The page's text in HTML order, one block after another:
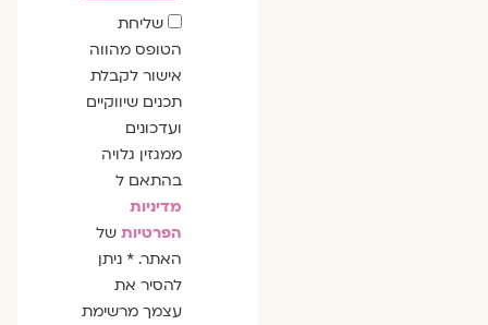
שדה
הסכמה
שליחת
הטופס מהווה
אישור לקבלת
תכנים שיווקיים
ועדכונים
ממגזין גלויה
בהתאם ל
מדיניות
הפרטיות של
האתר. * ניתן
להסיר את
עצמך מרשימת